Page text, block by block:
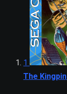
1
The Kingpin